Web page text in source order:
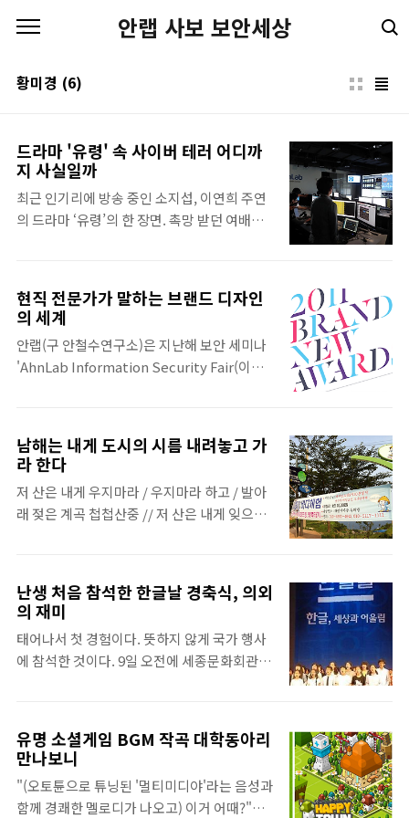
안랩 사보 보안세상
황미경 (6)
드라마 '유령' 속 사이버 테러 어디까
지 사실일까
최근 인기리에 방송 중인 소지섭, 이연희 주연
의 드라마 ‘유령’의 한 장면. 촉망 받던 여배우
난 유강미(경찰청 사이버범죄수사대 경위)는
신효정 노트북의 하드디스크를 복사한 후 증거
분석(포렌식) 장비에 연결해 신효정이 죽기 직
전 어떤 파일을 열어보고 인터넷으로 어떤 단
일을 쓰고 있었다는 사실을 발견한다. 그렇다
면 노트북이 아닌 다른 기기로 트위터에 글을
올렸다는 것인데, 신효정의 스마트폰은 고장
난 상태였고 사건 현장에서 다른 태블릿PC나
스마트폰은 발견되지 않았다. 유강미는 제 3자
현직 전문가가 말하는 브랜드 디자인
의 세계
안랩(구 안철수연구소)은 지난해 보안 세미나
'AhnLab Information Security Fair(이하
받았다. 이 중 보안 세미나 오프닝 동영상이, 전
세계 디자인 회사가 참가하는 ‘브랜드 뉴 어워
드(Brand New Awards 2011)’에서
Salvage상을 수상했다. ‘브랜드 뉴 어워드’는
전세계 디자이너들이 정보를 공유하는 공간인
‘브랜드뉴(Brand New)’에서 시상하는 브랜
드 아이덴티티 어워드이다. 울프 올린스
(Wolff Olins), ..
남해는 내게 도시의 시름 내려놓고 가
라 한다
저 산은 내게 우지마라 / 우지마라 하고 / 발아
래 젖은 계곡 첩첩산중 // 저 산은 내게 잊으라
처럼 // 저 산은 내게 내려가라 / 내려가라 하네
/ 지친 내 어깨를 떠미네 // 아 그러나 한줄기 /
바람처럼 살다가고파 // 이 산 저 산 눈물 / 구
름 몰고다니는 떠도는 바람처럼 // 저 산은 내
한계령만큼의 깊이나 한숨 대신 요란하지 않은
손짓으로 불러 세워 도시의 시름과 피로를 잠
시 내려놓으라고 토닥이는 것 같았다. 가는 곳
마다 바다와 맞닿은 산자락 끝..
난생 처음 참석한 한글날 경축식, 의외
의 재미
태어나서 첫 경험이다. 뜻하지 않게 국가 행사
에 참석한 것이다. 9일 오전에 세종문화회관
다. 그런데 직접 참석해보니 약 40분 간 진행된
식은 외의로 재미있었다. 문화체육관광부 관
계자의 말을 들어보니 그만한 이유가 있었다.
2005년 이전에는 ‘기념식’으로 소박하게 치러
유명 소셜게임 BGM 작곡 대학동아리
만나보니
"(오토튠으로 튜닝된 '멀티미디야'라는 음성과
함께 경쾌한 멜로디가 나오고) 이거 어때?"